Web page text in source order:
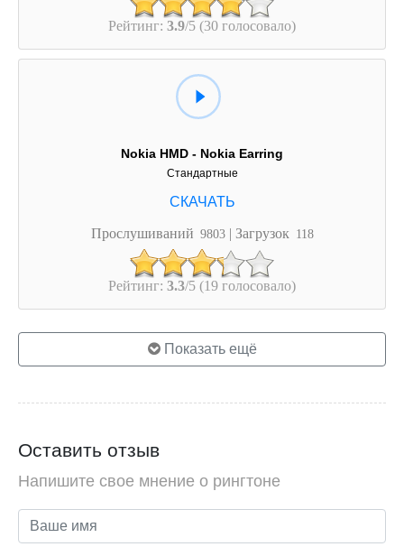
Рейтинг: 3.9/5 (30 голосовало)
Nokia HMD - Nokia Earring
Стандартные
Прослушиваний 9803 | Загрузок 118
Рейтинг: 3.3/5 (19 голосовало)
Показать ещё
Оставить отзыв
Напишите свое мнение о рингтоне